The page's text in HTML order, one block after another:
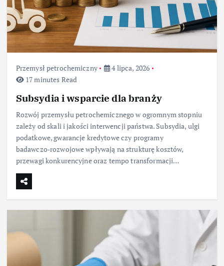
Przemysł petrochemiczny
4 lipca, 2026
17 minutes Read
Subsydia i wsparcie dla branży
Rozwój przemysłu petrochemicznego w ogromnym stopniu
zależy od skali i jakości interwencji państwa. Subsydia, ulgi
podatkowe, gwarancje kredytowe czy programy
badawczo‑rozwojowe wpływają na strukturę kosztów,
przewagi konkurencyjne oraz tempo transformacji…